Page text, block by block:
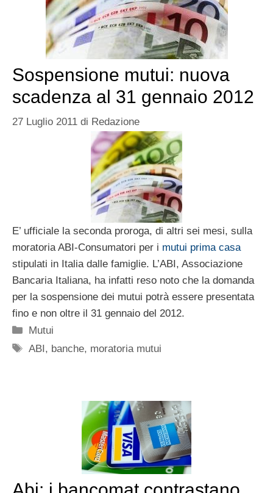
Sospensione mutui: nuova
scadenza al 31 gennaio 2012
27 Luglio 2011 di Redazione
E’ ufficiale la seconda proroga, di altri sei mesi, sulla
moratoria ABI-Consumatori per i mutui prima casa
stipulati in Italia dalle famiglie. L’ABI, Associazione
Bancaria Italiana, ha infatti reso noto che la domanda
per la sospensione dei mutui potrà essere presentata
fino e non oltre il 31 gennaio del 2012.
Categorie
Mutui
Tag
ABI, banche, moratoria mutui